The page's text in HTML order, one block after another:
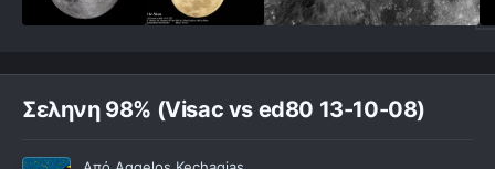
Σεληνη 98% (Visac vs ed80 13-10-08)